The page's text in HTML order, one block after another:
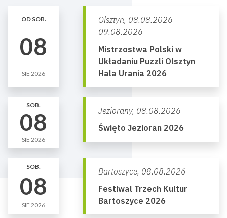
OD SOB.
08
SIE 2026
Olsztyn, 08.08.2026 -
09.08.2026
Mistrzostwa Polski w
Układaniu Puzzli Olsztyn
Hala Urania 2026
SOB.
08
SIE 2026
Jeziorany, 08.08.2026
Święto Jezioran 2026
SOB.
08
SIE 2026
Bartoszyce, 08.08.2026
Festiwal Trzech Kultur
Bartoszyce 2026